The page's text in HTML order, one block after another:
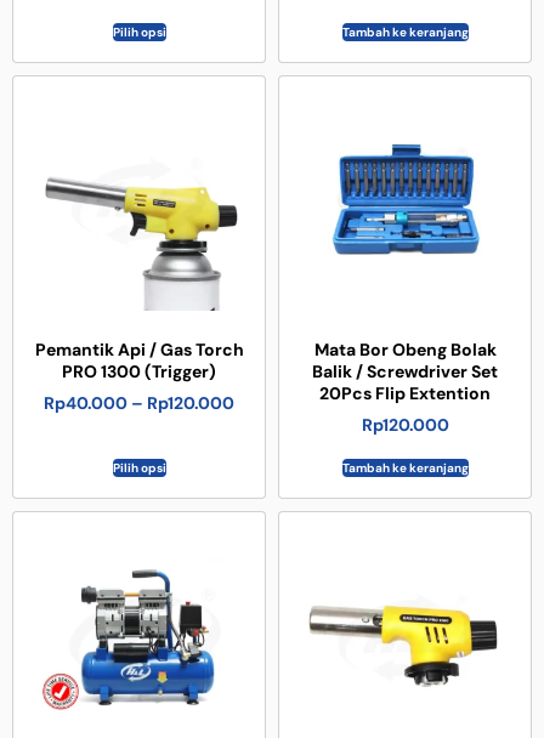
Pilih opsi Tambah ke keranjang
Pemantik Api / Gas Torch
PRO 1300 (Trigger)
Rp40.000 – Rp120.000
Pilih opsi
Mata Bor Obeng Bolak
Balik / Screwdriver Set
20Pcs Flip Extention
Rp120.000
Tambah ke keranjang